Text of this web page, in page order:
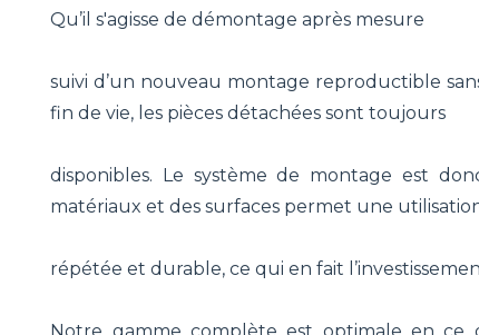
Qu’il s'agisse de démontage après mesure
suivi d’un nouveau montage reproductible
fin de vie, les pièces détachées sont toujours
disponibles. Le système de montage est
matériaux et des surfaces permet une
répétée et durable, ce qui en fait